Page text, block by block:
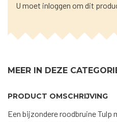
U moet inloggen om dit
MEER IN DEZE
PRODUCT OMSCHRIJVING
Een bijzondere roodbruine Tulp